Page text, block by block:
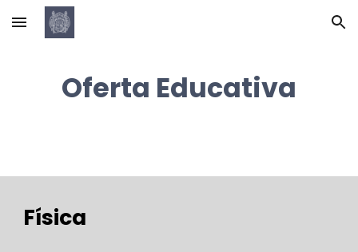
Skip to main content Skip to navigation
Oferta Educativa
Física